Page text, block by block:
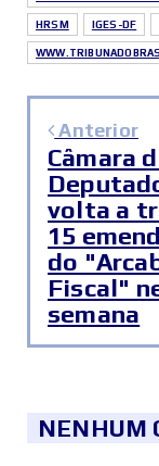
HRSM IGES-DF
Anterior
Câmara
volta a
15
do
Fiscal"
semana
NENHUM